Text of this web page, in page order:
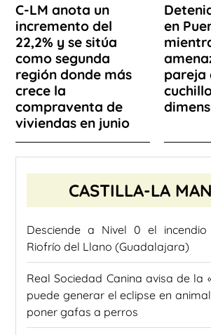
C-LM anota un
incremento del
22,2% y se sitúa
como segunda
región donde más
crece la
compraventa de
viviendas en junio
en
pareja
CASTILLA-LA
Desciende a Nivel 0 el
Riofrío del Llano (Guadalajara)
Real Sociedad Canina avisa de la
puede generar el eclipse en
poner gafas a perros